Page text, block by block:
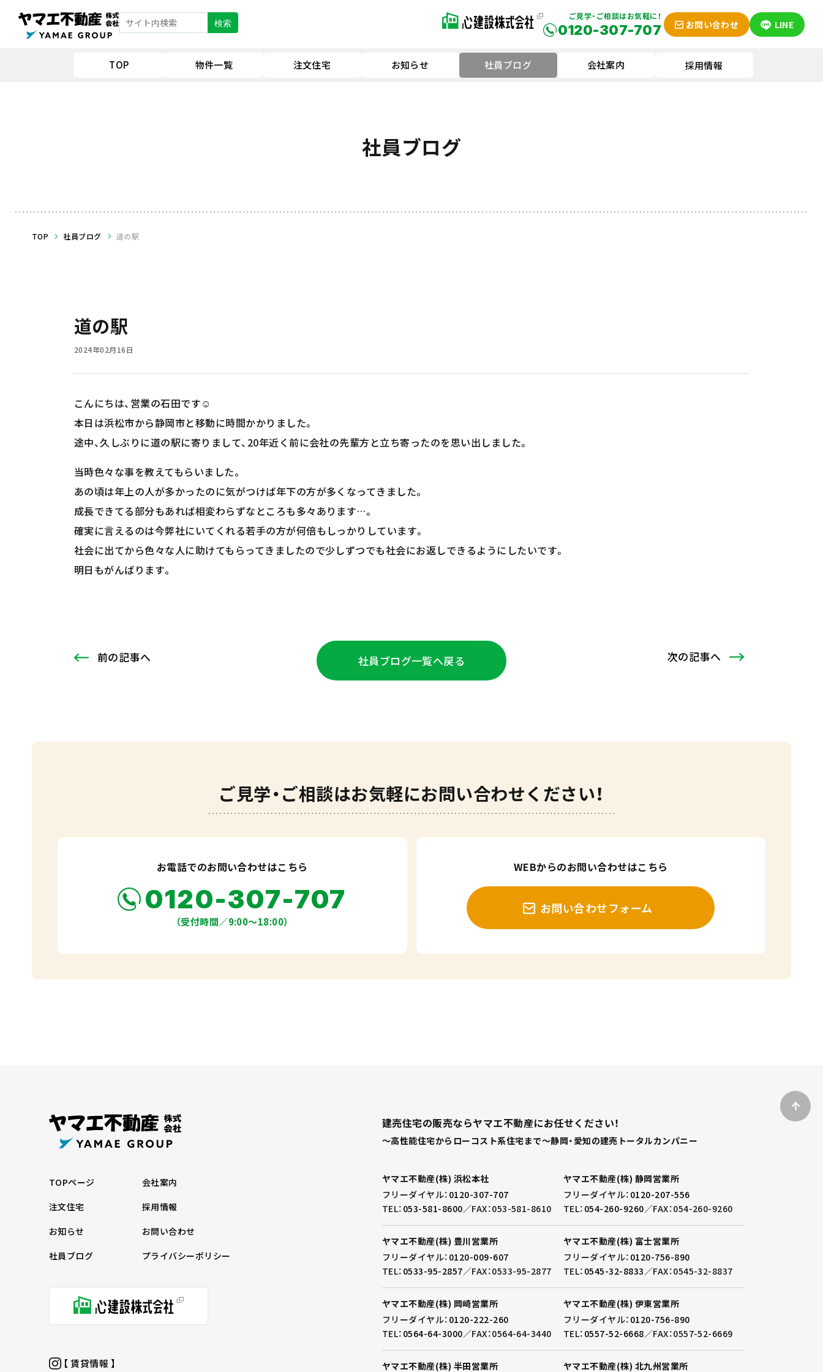
検索
ご見学・ご相談はお気軽に！
0120-307-707 お問い合わせ LINE
TOP 物件一覧 注文住宅 お知らせ 社員ブログ 会社案内 採用情報
社員ブログ
TOP 社員ブログ 道の駅
道の駅
2024年02月16日
こんにちは、営業の石田です☺️
本日は浜松市から静岡市と移動に時間かかりました。
途中、久しぶりに道の駅に寄りまして、20年近く前に会社の先輩方と立ち寄ったのを思い出しました。
当時色々な事を教えてもらいました。
あの頃は年上の人が多かったのに気がつけば年下の方が多くなってきました。
成長できてる部分もあれば相変わらずなところも多々あります…。
確実に言えるのは今弊社にいてくれる若手の方が何倍もしっかりしています。
社会に出てから色々な人に助けてもらってきましたので少しずつでも社会にお返しできるようにしたいです。
明日もがんばります。
前の記事へ 社員ブログ一覧へ戻る 次の記事へ
ご見学・ご相談はお気軽にお問い合わせください！
お電話でのお問い合わせはこちら
0120-307-707
（受付時間／9:00〜18:00）
WEBからのお問い合わせはこちら
お問い合わせフォーム
TOPページ
会社案内
注文住宅
採用情報
お知らせ
お問い合わせ
社員ブログ
プライバシーポリシー
【 賃貸情報 】
建売住宅の販売ならヤマエ不動産にお任せください！
～高性能住宅からローコスト系住宅まで～静岡・愛知の建売トータルカンパニー
ヤマエ不動産(株) 浜松本社
フリーダイヤル： 0120-307-707
TEL： 053-581-8600／FAX：053-581-8610
ヤマエ不動産(株) 静岡営業所
フリーダイヤル： 0120-207-556
TEL： 054-260-9260／FAX：054-260-9260
ヤマエ不動産(株) 豊川営業所
フリーダイヤル： 0120-009-607
TEL： 0533-95-2857／FAX：0533-95-2877
ヤマエ不動産(株) 富士営業所
フリーダイヤル： 0120-756-890
TEL： 0545-32-8833 ／FAX：0545-32-8837
ヤマエ不動産(株) 岡崎営業所
フリーダイヤル： 0120-222-260
TEL： 0564-64-3000／FAX：0564-64-3440
ヤマエ不動産(株) 伊東営業所
フリーダイヤル： 0120-756-890
TEL： 0557-52-6668／FAX：0557-52-6669
ヤマエ不動産(株) 半田営業所 ヤマエ不動産(株) 北九州営業所